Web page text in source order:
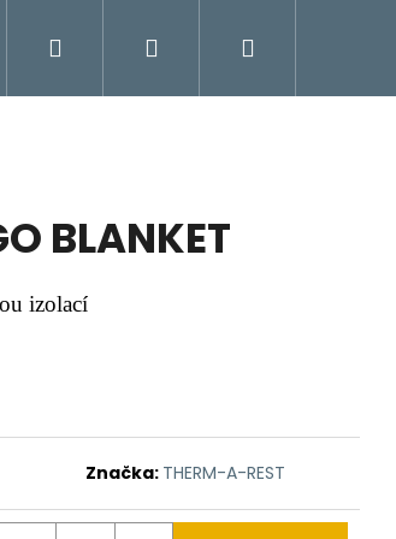
Moje objednávka
Přihlášení
BLANKET
izolací
Značka: THERM-A-REST